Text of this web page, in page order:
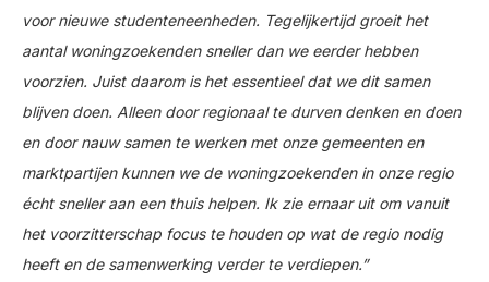
voor nieuwe studenteneenheden. Tegelijkertijd groeit het
aantal woningzoekenden sneller dan we eerder hebben
voorzien. Juist daarom is het essentieel dat we dit samen
blijven doen. Alleen door regionaal te durven denken en doen
en door nauw samen te werken met onze gemeenten en
marktpartijen kunnen we de woningzoekenden in onze regio
écht sneller aan een thuis helpen. Ik zie ernaar uit om vanuit
het voorzitterschap focus te houden op wat de regio nodig
heeft en de samenwerking verder te verdiepen.”